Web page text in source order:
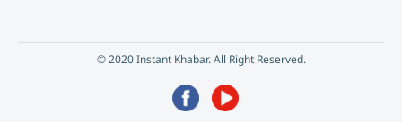
© 2020 Instant Khabar. All Right Reserved.